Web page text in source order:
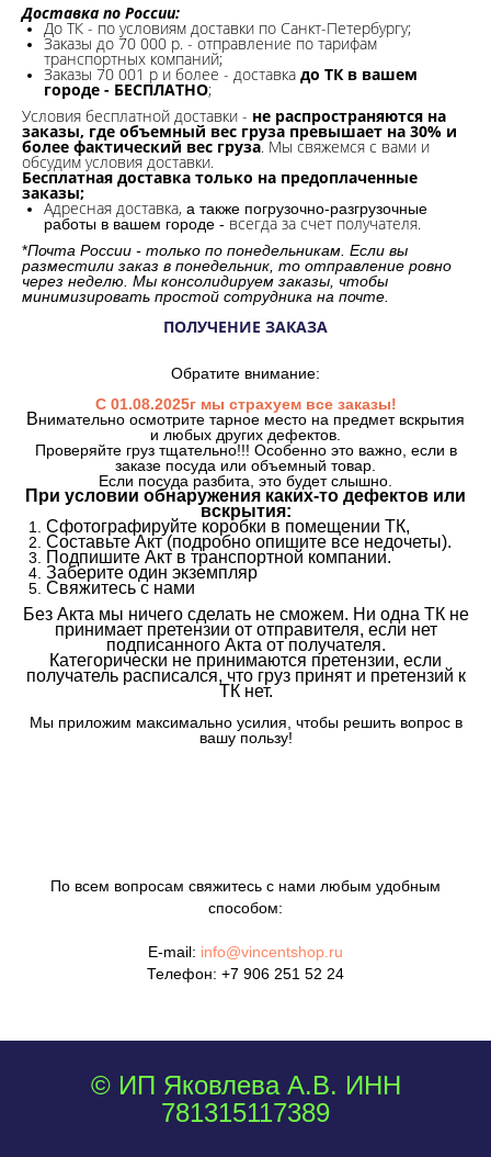
Доставка по России:
До ТК - по условиям доставки по Санкт-Петербургу;
Заказы до 70 000 р. - отправление по тарифам
транспортных компаний;
Заказы 70 001 р и более - доставка до ТК в вашем
городе - БЕСПЛАТНО;
Условия бесплатной доставки - не распространяются на
заказы, где объемный вес груза превышает на 30% и
более фактический вес груза. Мы свяжемся с вами и
обсудим условия доставки.
Бесплатная доставка только на предоплаченные
заказы;
Адресная доставка, а также погрузочно-разгрузочные
работы в вашем городе - всегда за счет получателя.
*Почта России - только по понедельникам. Если вы
разместили заказ в понедельник, то отправление ровно
через неделю. Мы консолидируем заказы, чтобы
минимизировать простой сотрудника на почте.
ПОЛУЧЕНИЕ ЗАКАЗА
Обратите внимание:
С 01.08.2025г мы страхуем все заказы!
Внимательно осмотрите тарное место на предмет вскрытия
и любых других дефектов.
Проверяйте груз тщательно!!! Особенно это важно, если в
заказе посуда или объемный товар.
Если посуда разбита, это будет слышно.
При условии обнаружения каких-то дефектов или
вскрытия:
Сфотографируйте коробки в помещении ТК,
Составьте Акт (подробно опишите все недочеты).
Подпишите Акт в транспортной компании.
Заберите один экземпляр
Свяжитесь с нами
Без Акта мы ничего сделать не сможем. Ни одна ТК не
принимает претензии от отправителя, если нет
подписанного Акта от получателя.
Категорически не принимаются претензии, если
получатель расписался, что груз принят и претензий к
ТК нет.
Мы приложим максимально усилия, чтобы решить вопрос в
вашу пользу!
По всем вопросам свяжитесь с нами любым удобным
способом:
E-mail: info@vincentshop.ru
Телефон: +7 906 251 52 24
© ИП Яковлева А.В. ИНН
781315117389